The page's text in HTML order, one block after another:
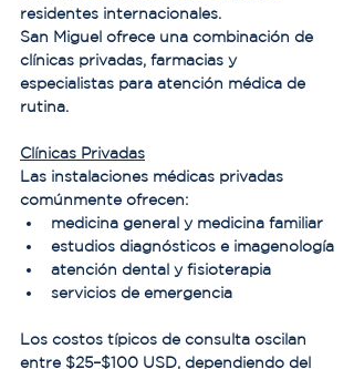
residentes internacionales.
San Miguel ofrece una combinación de
clínicas privadas, farmacias y
especialistas para atención médica de
rutina.
Clínicas Privadas
Las instalaciones médicas privadas
comúnmente ofrecen:
medicina general y medicina familiar
estudios diagnósticos e imagenología
atención dental y fisioterapia
servicios de emergencia
Los costos típicos de consulta oscilan
entre $25–$100 USD, dependiendo del